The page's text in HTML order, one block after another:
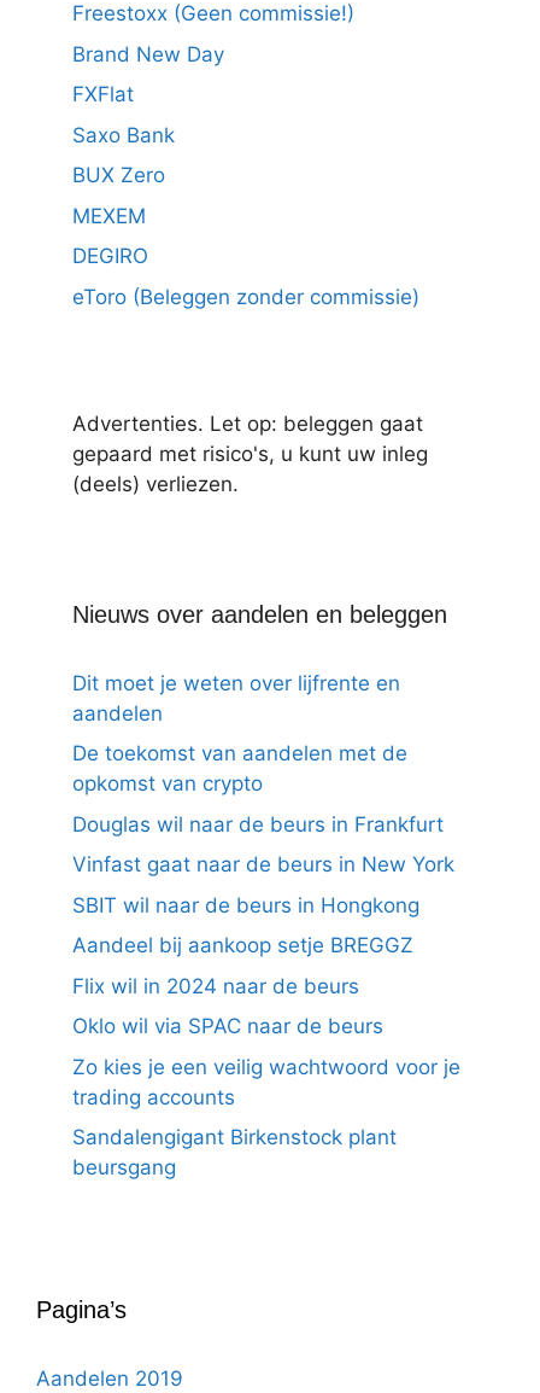
Freestoxx (Geen commissie!)
Brand New Day
FXFlat
Saxo Bank
BUX Zero
MEXEM
DEGIRO
eToro (Beleggen zonder commissie)
Advertenties. Let op: beleggen gaat
gepaard met risico's, u kunt uw inleg
(deels) verliezen.
Nieuws over aandelen en beleggen
Dit moet je weten over lijfrente en
aandelen
De toekomst van aandelen met de
opkomst van crypto
Douglas wil naar de beurs in Frankfurt
Vinfast gaat naar de beurs in New York
SBIT wil naar de beurs in Hongkong
Aandeel bij aankoop setje BREGGZ
Flix wil in 2024 naar de beurs
Oklo wil via SPAC naar de beurs
Zo kies je een veilig wachtwoord voor je
trading accounts
Sandalengigant Birkenstock plant
beursgang
Pagina’s
Aandelen 2019